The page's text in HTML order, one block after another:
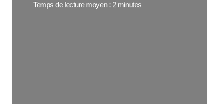
Temps de lecture moyen : 2 minutes